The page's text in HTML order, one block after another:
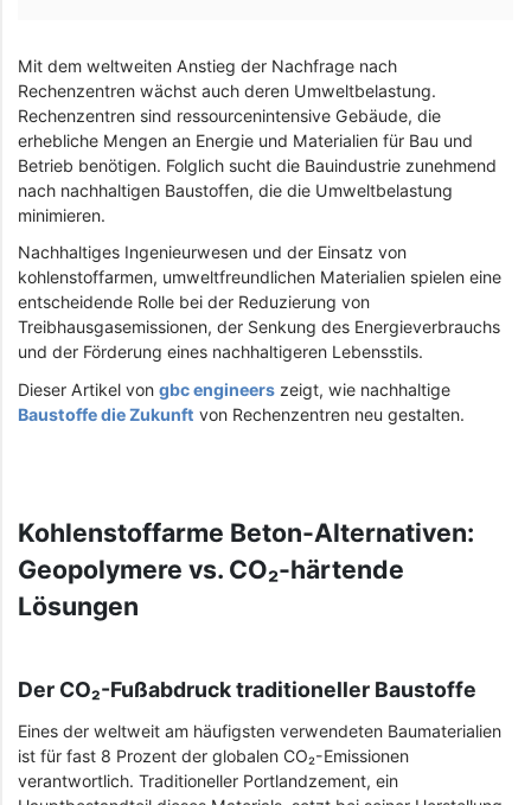
Mit dem weltweiten Anstieg der Nachfrage nach
Rechenzentren wächst auch deren Umweltbelastung.
Rechenzentren sind ressourcenintensive Gebäude, die
erhebliche Mengen an Energie und Materialien für Bau und
Betrieb benötigen. Folglich sucht die Bauindustrie zunehmend
nach nachhaltigen Baustoffen, die die Umweltbelastung
minimieren.
Nachhaltiges Ingenieurwesen und der Einsatz von
kohlenstoffarmen, umweltfreundlichen Materialien spielen eine
entscheidende Rolle bei der Reduzierung von
Treibhausgasemissionen, der Senkung des Energieverbrauchs
und der Förderung eines nachhaltigeren Lebensstils.
Dieser Artikel von gbc engineers zeigt, wie nachhaltige
Baustoffe die Zukunft von Rechenzentren neu gestalten.
Kohlenstoffarme Beton-Alternativen:
Geopolymere vs. CO₂-härtende
Lösungen
Der CO₂-Fußabdruck traditioneller Baustoffe
Eines der weltweit am häufigsten verwendeten Baumaterialien
ist für fast 8 Prozent der globalen CO₂-Emissionen
verantwortlich. Traditioneller Portlandzement, ein